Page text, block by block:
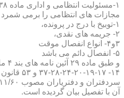
مجازات های انتظامی را برمی شمرد که ۵ درجه
۱-توبیخ با درج در پرونده،
۲- جریمه های نقدی،
۳و۴- انواع انفصال موقت
۵- انفصال دائم می باشد
۱۴- ۱۷-
آن با تفصیل بیان گردیده است.